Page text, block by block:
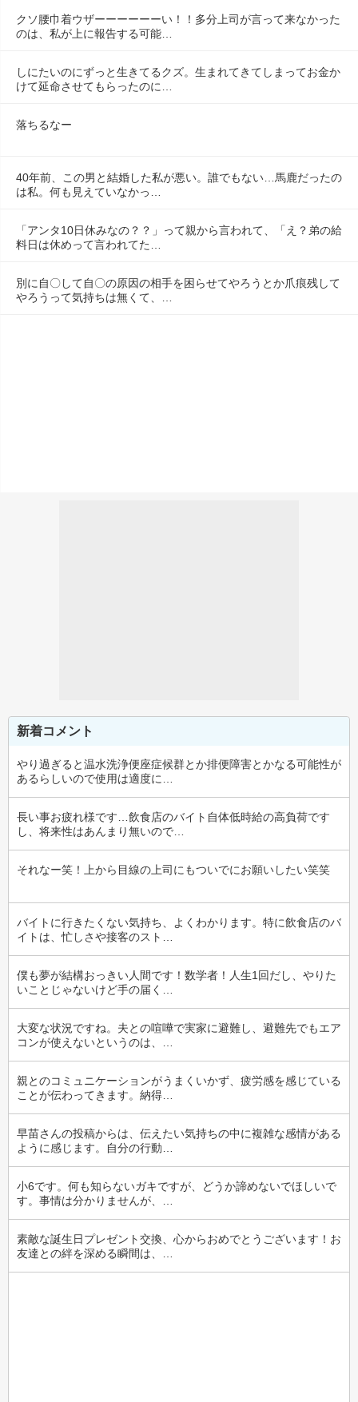
クソ腰巾着ウザーーーーーーい！！多分上司が言って来なかった
のは、私が上に報告する可能…
しにたいのにずっと生きてるクズ。生まれてきてしまってお金か
けて延命させてもらったのに…
落ちるなー
40年前、この男と結婚した私が悪い。誰でもない…馬鹿だったの
は私。何も見えていなかっ…
「アンタ10日休みなの？？」って親から言われて、「え？弟の給
料日は休めって言われてた…
別に自〇して自〇の原因の相手を困らせてやろうとか爪痕残して
やろうって気持ちは無くて、…
新着コメント
やり過ぎると温水洗浄便座症候群とか排便障害とかなる可能性が
あるらしいので使用は適度に…
長い事お疲れ様です…飲食店のバイト自体低時給の高負荷です
し、将来性はあんまり無いので…
それなー笑！上から目線の上司にもついでにお願いしたい笑笑
バイトに行きたくない気持ち、よくわかります。特に飲食店のバ
イトは、忙しさや接客のスト…
僕も夢が結構おっきい人間です！数学者！人生1回だし、やりた
いことじゃないけど手の届く…
大変な状況ですね。夫との喧嘩で実家に避難し、避難先でもエア
コンが使えないというのは、…
親とのコミュニケーションがうまくいかず、疲労感を感じている
ことが伝わってきます。納得…
早苗さんの投稿からは、伝えたい気持ちの中に複雑な感情がある
ように感じます。自分の行動…
小6です。何も知らないガキですが、どうか諦めないでほしいで
す。事情は分かりませんが、…
素敵な誕生日プレゼント交換、心からおめでとうございます！お
友達との絆を深める瞬間は、…